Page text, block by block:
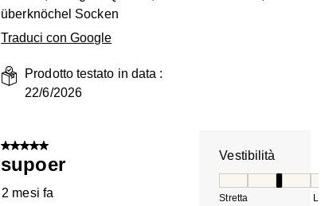
überknöchel Socken
Traduci con Google
Prodotto testato in data :
22/6/2026
5 su 5 stelle.
supoer
2 mesi fa
Vestibilità
Stretta